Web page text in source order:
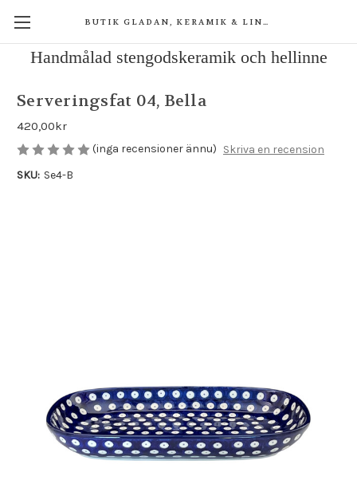
BUTIK GLADAN, KERAMIK & LINNE
Handmålad stengodskeramik och hellinne
Serveringsfat 04, Bella
420,00kr
(inga recensioner ännu) Skriva en recension
SKU: Se4-B